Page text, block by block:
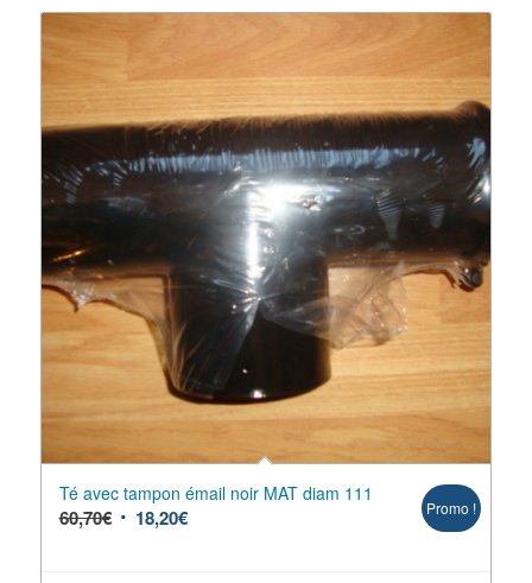
Té avec tampon émail noir MAT diam 111
60,70€ 18,20€ Promo !